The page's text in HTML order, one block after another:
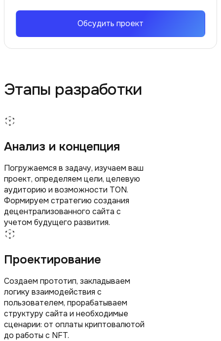
Обсудить проект
Этапы разработки
Анализ и концепция
Погружаемся в задачу, изучаем ваш
проект, определяем цели, целевую
аудиторию и возможности TON.
Формируем стратегию создания
децентрализованного сайта с
учетом будущего развития.
Проектирование
Создаем прототип, закладываем
логику взаимодействия с
пользователем, прорабатываем
структуру сайта и необходимые
сценарии: от оплаты криптовалютой
до работы с NFT.